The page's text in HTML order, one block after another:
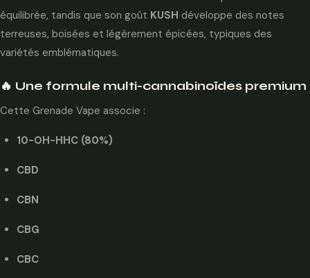
équilibrée, tandis que son goût KUSH développe des notes
terreuses, boisées et légèrement épicées, typiques des
variétés emblématiques.
🔥 Une formule multi-cannabinoïdes premium
Cette Grenade Vape associe :
10-OH-HHC (80%)
CBD
CBN
CBG
CBC